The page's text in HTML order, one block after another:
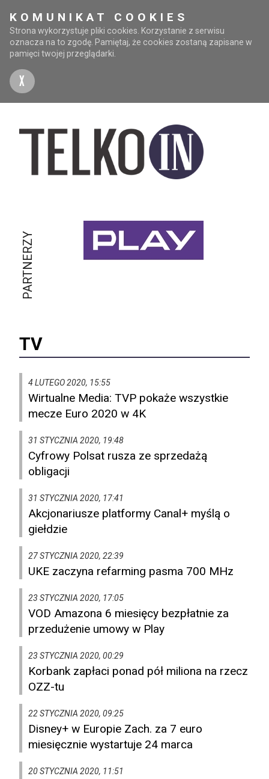
KOMUNIKAT COOKIES
Strona wykorzystuje pliki cookies. Korzystanie z serwisu
oznacza na to zgodę. Pamiętaj, że cookies zostaną zapisane w
pamięci twojej przeglądarki.
X
PARTNERZY
TV
4 LUTEGO 2020, 15:55
Wirtualne Media: TVP pokaże wszystkie
mecze Euro 2020 w 4K
31 STYCZNIA 2020, 19:48
Cyfrowy Polsat rusza ze sprzedażą
obligacji
31 STYCZNIA 2020, 17:41
Akcjonariusze platformy Canal+ myślą o
giełdzie
27 STYCZNIA 2020, 22:39
UKE zaczyna refarming pasma 700 MHz
23 STYCZNIA 2020, 17:05
VOD Amazona 6 miesięcy bezpłatnie za
przedużenie umowy w Play
23 STYCZNIA 2020, 00:29
Korbank zapłaci ponad pół miliona na rzecz
OZZ-tu
22 STYCZNIA 2020, 09:25
Disney+ w Europie Zach. za 7 euro
miesięcznie wystartuje 24 marca
20 STYCZNIA 2020, 11:51